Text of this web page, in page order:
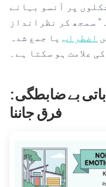
پر آنسو بہانے
سمجھ کر نظرانداز
اضطراب یا جمع شدہ
علامت ہو سکتا ہے۔
بے ضابطگی:
فرق جاننا